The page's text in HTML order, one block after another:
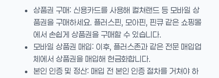
상품권 구매: 신용카드를 사용해 컬쳐랜드 등 모바일 상
품권을 구매하세요. 플러스핀, 모아핀, 핀큐 같은 쇼핑몰
에서 손쉽게 상품권을 구매할 수 있습니다.
모바일 상품권 매입: 이후, 플러스존과 같은 전문 매입업
체에서 상품권을 매입해 현금화합니다.
본인 인증 및 정산: 매입 전 본인 인증 절차를 거쳐야 하